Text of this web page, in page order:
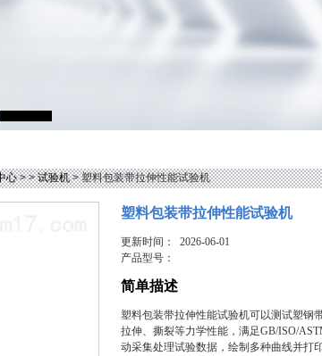
心> >试验机> 塑料包装带拉伸性能试验机
塑料包装带拉伸性能试验机
更新时间： 2026-06-01
产品型号：
简单描述
塑料包装带拉伸性能试验机可以测试塑钢
拉伸、撕裂等力学性能，满足GB/ISO/
动采集处理试验数据，绘制多种曲线并打